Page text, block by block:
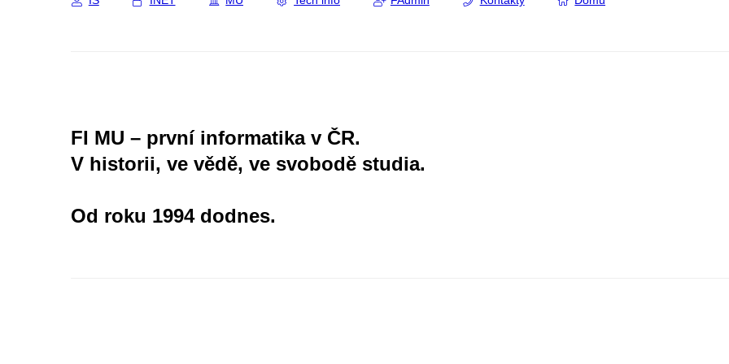
FI MU – první informatika v ČR.
V historii, ve vědě, ve svobodě studia.
Od roku 1994 dodnes.